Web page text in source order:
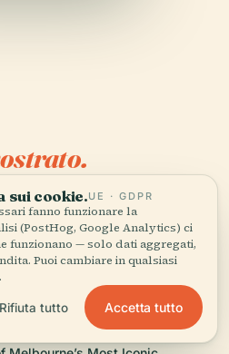
editoriale di Audiala a
archivi architettonici e
A Historical Gem and
sui cookie.UE · GDPR
fanno funzionare la
(PostHog, Google Analytics) ci
funzionano — solo dati aggregati,
Puoi cambiare in qualsiasi
Rifiuta tutto Accetta tutto